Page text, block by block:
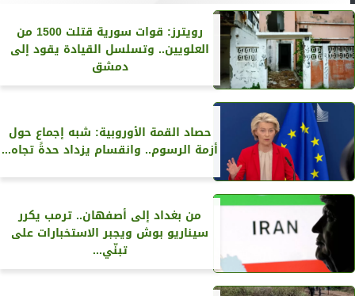
رويترز‏: قوات سورية قتلت 1500 من
العلويين.. وتسلسل القيادة يقود إلى
دمشق
حصاد القمة الأوروبية: شبه إجماع حول
أزمة الرسوم.. وانقسام يزداد حدةً تجاه...
من بغداد إلى أصفهان.. ترمب يكرر
سيناريو بوش ويجبر الاستخبارات على
تبنّي...